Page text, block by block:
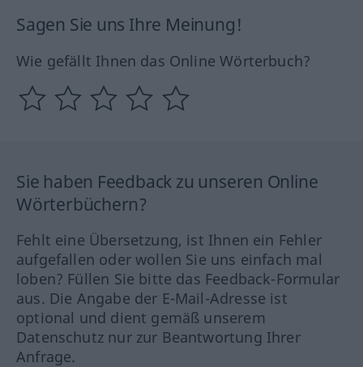
Sagen Sie uns Ihre Meinung!
Wie gefällt Ihnen das Online Wörterbuch?
Sie haben Feedback zu unseren Online
Wörterbüchern?
Fehlt eine Übersetzung, ist Ihnen ein Fehler
aufgefallen oder wollen Sie uns einfach mal
loben? Füllen Sie bitte das Feedback-Formular
aus. Die Angabe der E-Mail-Adresse ist
optional und dient gemäß unserem
Datenschutz nur zur Beantwortung Ihrer
Anfrage.